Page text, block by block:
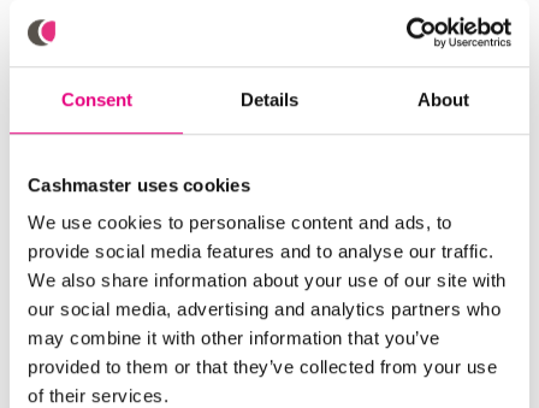
Consent Details About
Cashmaster uses cookies
We use cookies to personalise content and ads, to
provide social media features and to analyse our traffic.
We also share information about your use of our site with
our social media, advertising and analytics partners who
may combine it with other information that you’ve
provided to them or that they’ve collected from your use
of their services.
Cashmaster USB Key Linkはインターネット
Cashmaster Connectにはどのような機能が備
Cashmasterソフトウェアにはトレーニングが
必要ですか？